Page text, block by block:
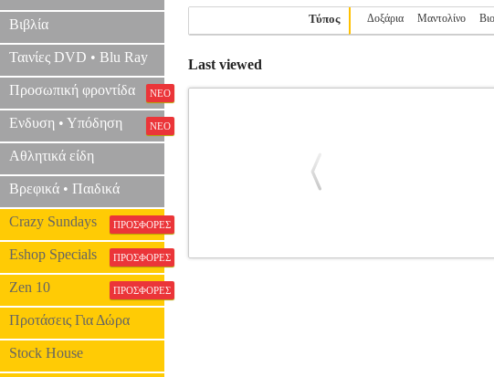
Βιβλία
Ταινίες DVD • Blu Ray
Προσωπική φροντίδα ΝΕΟ
Ενδυση • Υπόδηση ΝΕΟ
Αθλητικά είδη
Βρεφικά • Παιδικά
Crazy Sundays ΠΡΟΣΦΟΡΕΣ
Eshop Specials ΠΡΟΣΦΟΡΕΣ
Zen 10 ΠΡΟΣΦΟΡΕΣ
Προτάσεις Για Δώρα
Stock House
Τύπος Δοξάρια Μαντολίνο
Last viewed
ΟΡΧΗΣΤΡΑΣ-ΠΑΡΑΔΟΣΙΑΚΑ •GEWA στην